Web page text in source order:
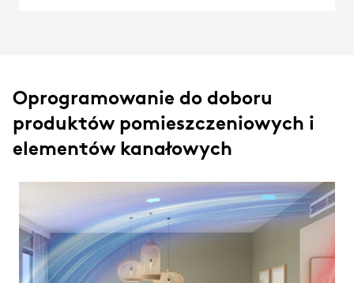
Oprogramowanie do doboru
produktów pomieszczeniowych i
elementów kanałowych